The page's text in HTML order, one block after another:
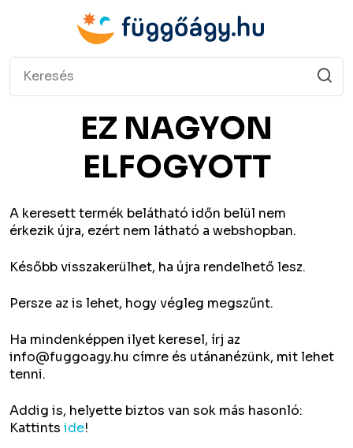
EZ NAGYON
ELFOGYOTT
A keresett termék belátható időn belül nem
érkezik újra, ezért nem látható a webshopban.
Később visszakerülhet, ha újra rendelhető lesz.
Persze az is lehet, hogy végleg megszűnt.
Ha mindenképpen ilyet keresel, írj az
info@fuggoagy.hu címre és utánanézünk, mit lehet
tenni.
Addig is, helyette biztos van sok más hasonló:
Kattints ide!